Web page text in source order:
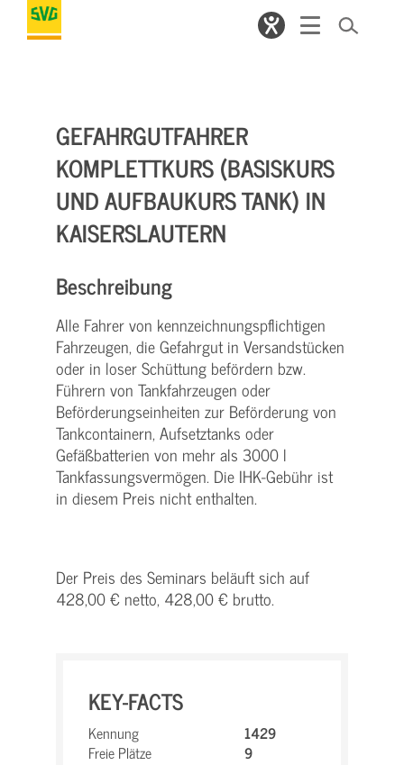
GEFAHRGUTFAHRER
KOMPLETTKURS (BASISKURS
UND AUFBAUKURS TANK) IN
KAISERSLAUTERN
Beschreibung
Alle Fahrer von kennzeichnungspflichtigen
Fahrzeugen, die Gefahrgut in Versandstücken
oder in loser Schüttung befördern bzw.
Führern von Tankfahrzeugen oder
Beförderungseinheiten zur Beförderung von
Tankcontainern, Aufsetztanks oder
Gefäßbatterien von mehr als 3000 l
Tankfassungsvermögen. Die IHK-Gebühr ist
in diesem Preis nicht enthalten.
Der Preis des Seminars beläuft sich auf
428,00 € netto, 428,00 € brutto.
KEY-FACTS
Kennung
1429
Freie Plätze
9